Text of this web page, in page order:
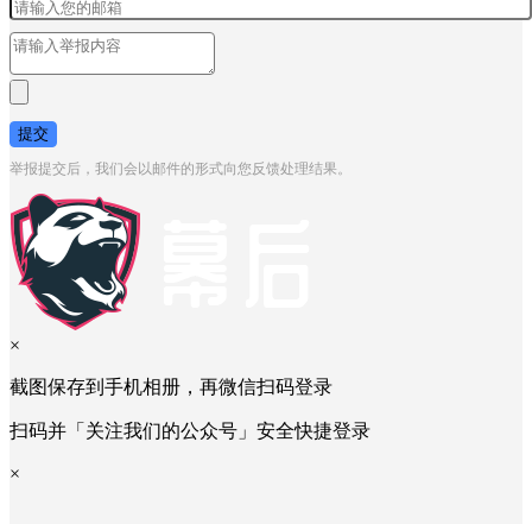
提交
举报提交后，我们会以邮件的形式向您反馈处理结果。
×
截图保存到手机相册，再微信扫码登录
扫码并「关注我们的公众号」安全快捷登录
×